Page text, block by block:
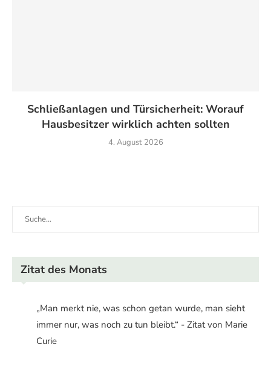
Schließanlagen und Türsicherheit: Worauf
Hausbesitzer wirklich achten sollten
4. August 2026
Zitat des Monats
„Man merkt nie, was schon getan wurde, man sieht
immer nur, was noch zu tun bleibt.“ - Zitat von Marie
Curie